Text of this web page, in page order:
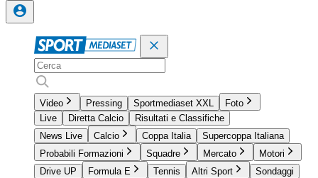
Video Pressing Sportmediaset XXL
Foto
Live
Diretta Calcio
Risultati e Classifiche
News Live
Calcio Coppa Italia
Supercoppa Italiana
Probabili Formazioni
Squadre Mercato
Motori
Drive UP
Formula E Tennis Altri Sport
Sondaggi